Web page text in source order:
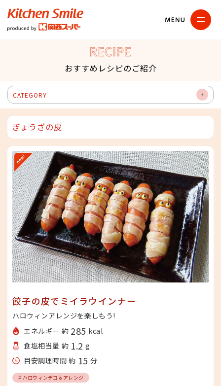
キッチンスマイル
おすすめレシピのご紹介
CATEGORY
OP
EN
ぎょうざの皮
餃子の皮でミイラウインナー
ハロウィンアレンジを楽しもう!
エネルギー 約 285 kcal
食塩相当量 約 1.2 g
目安調理時間 約 15 分
# ハロウィンデコ＆アレンジ